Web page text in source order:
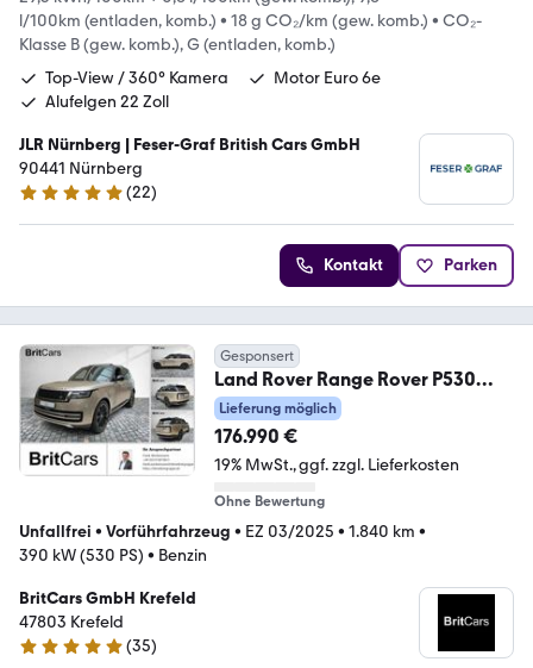
l/100km (entladen, komb.) • 18 g CO₂/km (gew. komb.) • CO₂-
Klasse B (gew. komb.), G (entladen, komb.)
Top-View / 360° Kamera
Motor Euro 6e
Alufelgen 22 Zoll
JLR Nürnberg | Feser-Graf British Cars GmbH
90441 Nürnberg
5 Sterne
(22)
Kontakt Parken
Gesponsert
Land Rover Range Rover P530
Autobiography Multimedia Luft
Lieferung möglich
176.990 €
19% MwSt. ggf. zzgl. Lieferkosten
Ohne Bewertung
Unfallfrei • Vorführfahrzeug • EZ 03/2025 • 1.840 km •
390 kW (530 PS) • Benzin
BritCars GmbH Krefeld
47803 Krefeld
4.8 Sterne
(35)